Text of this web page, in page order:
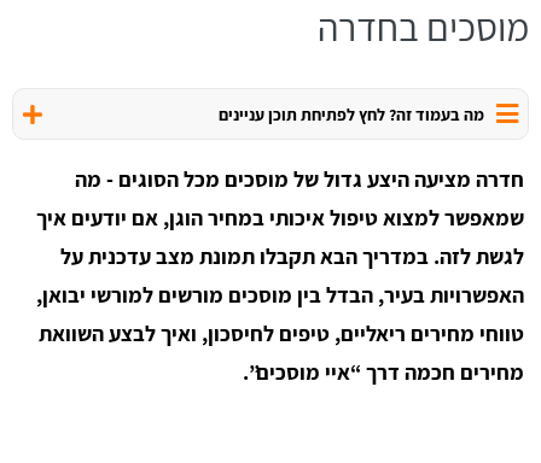
מוסכים בחדרה
מה בעמוד זה? לחץ לפתיחת תוכן עניינים
חדרה מציעה היצע גדול של מוסכים מכל הסוגים - מה
שמאפשר למצוא טיפול איכותי במחיר הוגן, אם יודעים איך
לגשת לזה. במדריך הבא תקבלו תמונת מצב עדכנית על
האפשרויות בעיר, הבדל בין מוסכים מורשים למורשי יבואן,
טווחי מחירים ריאליים, טיפים לחיסכון, ואיך לבצע השוואת
מחירים חכמה דרך “איי מוסכים”.